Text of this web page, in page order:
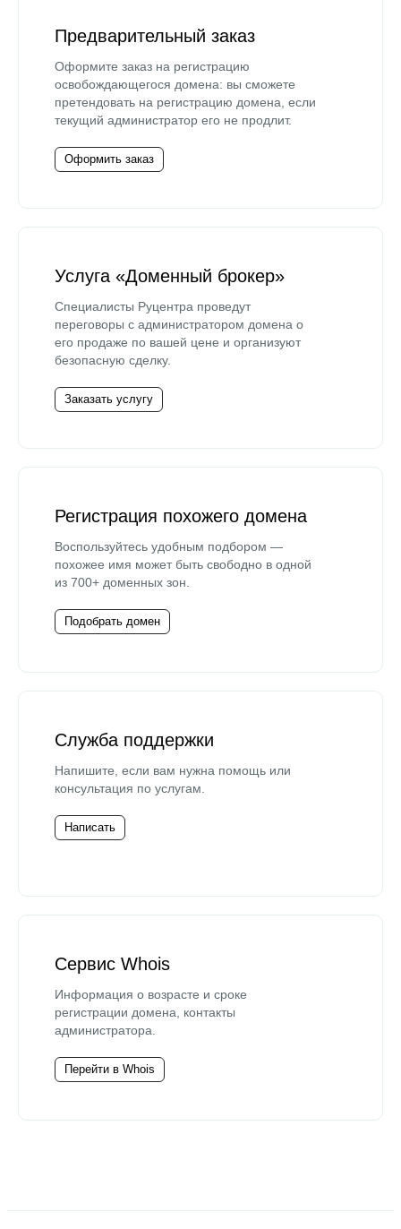
Предварительный заказ
Оформите заказ на регистрацию
освобождающегося домена: вы сможете
претендовать на регистрацию домена, если
текущий администратор его не продлит.
Оформить заказ
Услуга «Доменный брокер»
Специалисты Руцентра проведут
переговоры с администратором домена о
его продаже по вашей цене и организуют
безопасную сделку.
Заказать услугу
Регистрация похожего домена
Воспользуйтесь удобным подбором —
похожее имя может быть свободно в одной
из 700+ доменных зон.
Подобрать домен
Служба поддержки
Напишите, если вам нужна помощь или
консультация по услугам.
Написать
Сервис Whois
Информация о возрасте и сроке
регистрации домена, контакты
администратора.
Перейти в Whois